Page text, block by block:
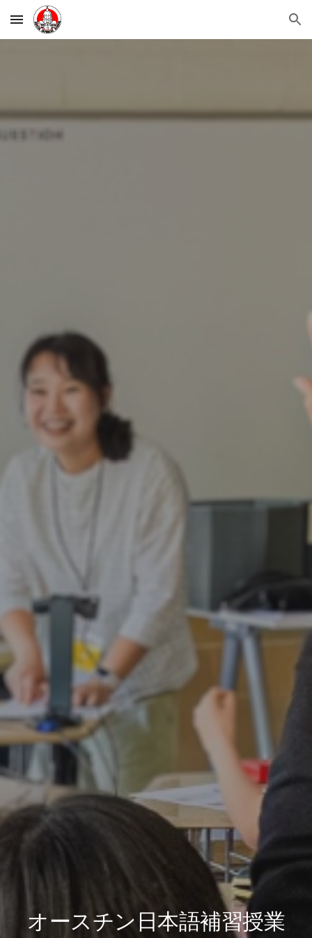
Skip to main content Skip to navigation
オースチン日本語補習授業